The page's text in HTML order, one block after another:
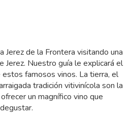
Jerez de la Frontera visitando una
Jerez. Nuestro guía le explicará el
famosos vinos. La tierra, el
tradición vitivinícola son la
un magnífico vino que